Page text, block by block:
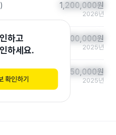
) 1,200,000원
1,200,000원
2026년
) 1,500,000원
1,500,000원
2025년
1,350,000원
1,350,000원
2025년
하고
하세요.
확인하기